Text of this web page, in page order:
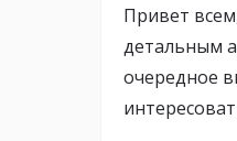
Привет
детальным
очередное